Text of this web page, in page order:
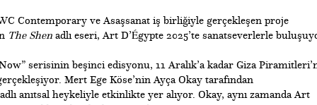
Contemporary ve Asaşsanat iş birliğiyle gerçekleşen proje
The Shenadlı eseri, Art D’Égypte 2025’te sanatseverlerle
serisinin beşinci edisyonu, 11 Aralık’a kadar Giza
Mert Ege Köse’nin Ayça Okay tarafından
anıtsal heykeliyle etkinlikte yer alıyor. Okay, aynı zamanda Art